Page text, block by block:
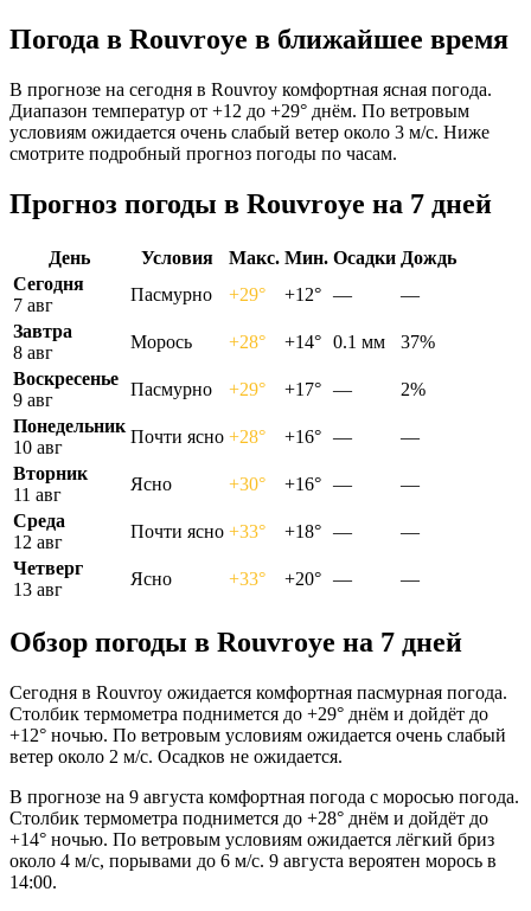
Погода в Rouvroyе в ближайшее время
В прогнозе на сегодня в Rouvroy комфортная ясная погода.
Диапазон температур от +12 до +29° днём. По ветровым
условиям ожидается очень слабый ветер около 3 м/с. Ниже
смотрите подробный прогноз погоды по часам.
Прогноз погоды в Rouvroyе на 7 дней
День Условия Макс. Мин. Осадки Дождь
Сегодня
7 авг
Пасмурно +29° +12° —
—
Завтра
8 авг
Морось +28° +14° 0.1 мм
37%
Воскресенье
9 авг
Пасмурно +29° +17° —
2%
Понедельник
10 авг
Почти ясно +28° +16° —
—
Вторник
11 авг
Ясно +30° +16° —
—
Среда
12 авг
Почти ясно +33° +18° —
—
Четверг
13 авг
Ясно +33° +20° — —
Обзор погоды в Rouvroyе на 7 дней
Сегодня в Rouvroy ожидается комфортная пасмурная погода.
Столбик термометра поднимется до +29° днём и дойдёт до
+12° ночью. По ветровым условиям ожидается очень слабый
ветер около 2 м/с. Осадков не ожидается.
В прогнозе на 9 августа комфортная погода с моросью погода.
Столбик термометра поднимется до +28° днём и дойдёт до
+14° ночью. По ветровым условиям ожидается лёгкий бриз
около 4 м/с, порывами до 6 м/с. 9 августа вероятен морось в
14:00.